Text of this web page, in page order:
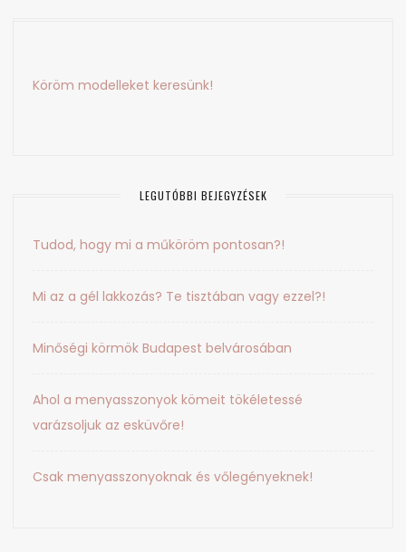
Köröm modelleket keresünk!
LEGUTÓBBI BEJEGYZÉSEK
Tudod, hogy mi a műköröm pontosan?!
Mi az a gél lakkozás? Te tisztában vagy ezzel?!
Minőségi körmök Budapest belvárosában
Ahol a menyasszonyok kömeit tökéletessé
varázsoljuk az esküvőre!
Csak menyasszonyoknak és vőlegényeknek!